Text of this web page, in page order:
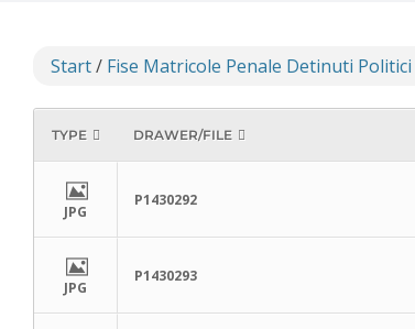
Start/ Fise Matricole Penale Detinuti Politici
TYPE DRAWER/FILE
JPG
P1430292
JPG
P1430293